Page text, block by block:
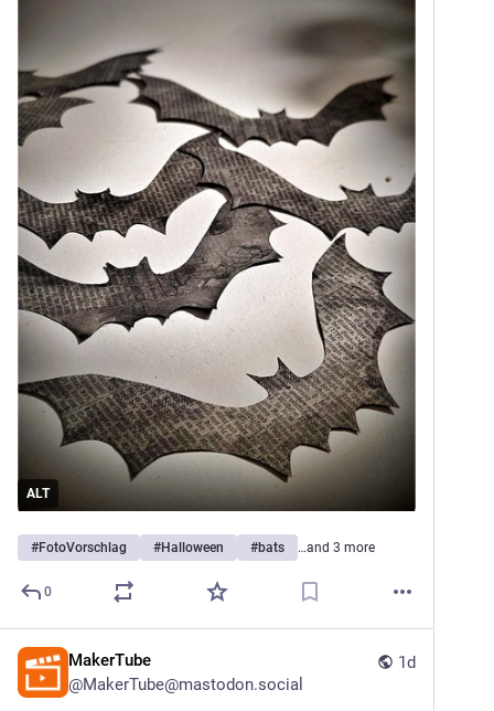
ALT
#FotoVorschlag #Halloween #bats …and 3 more
0
1d
MakerTube
@MakerTube@mastodon.social